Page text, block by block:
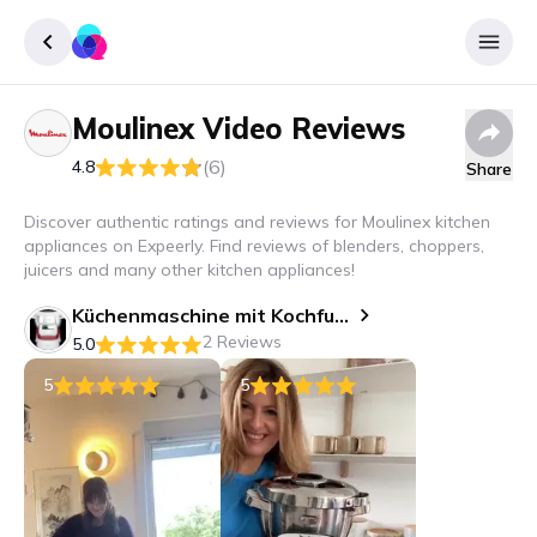
Sign up
Moulinex Video Reviews
4.8 (6) Share
Discover authentic ratings and reviews for Moulinex kitchen
appliances on Expeerly. Find reviews of blenders, choppers,
juicers and many other kitchen appliances!
Küchenmaschine mit Kochfunktion i-Companion Touch XL
5.0
2 Reviews
5
5